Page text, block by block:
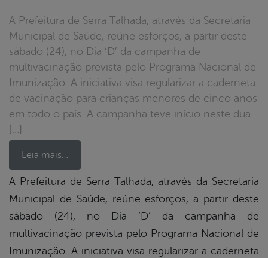
A Prefeitura de Serra Talhada, através da Secretaria
Municipal de Saúde, reúne esforços, a partir deste
sábado (24), no Dia ‘D’ da campanha de
multivacinação prevista pelo Programa Nacional de
Imunização. A iniciativa visa regularizar a caderneta
de vacinação para crianças menores de cinco anos
em todo o país. A campanha teve início neste dua
[…]
Leia mais…
A Prefeitura de Serra Talhada, através da Secretaria
Municipal de Saúde, reúne esforços, a partir deste
sábado (24), no Dia ‘D’ da campanha de
multivacinação prevista pelo Programa Nacional de
Imunização. A iniciativa visa regularizar a caderneta